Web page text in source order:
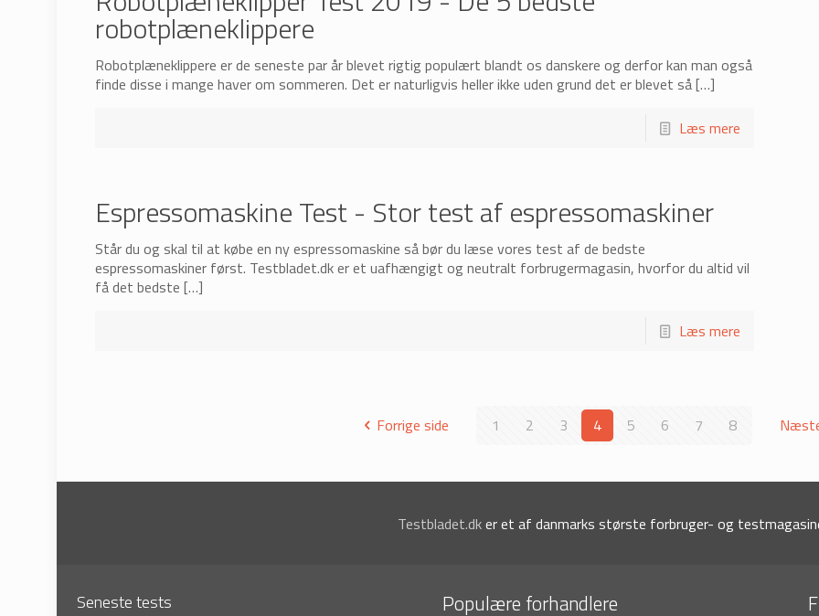
robotplæneklippere
Robotplæneklippere er de seneste par år blevet rigtig populært blandt os danskere og derfor kan man også
finde disse i mange haver om sommeren. Det er naturligvis heller ikke uden grund det er blevet så[…]
Læs mere
Espressomaskine Test - Stor test af espressomaskiner
Står du og skal til at købe en ny espressomaskine så bør du læse vores test af de bedste
espressomaskiner først. Testbladet.dk er et uafhængigt og neutralt forbrugermagasin, hvorfor du altid vil
få det bedste […]
Læs mere
Forrige side 1 2 3 4 5 6 7 8
Testbladet.dker et af danmarks største forbruger- og
Seneste tests Populære forhandlere